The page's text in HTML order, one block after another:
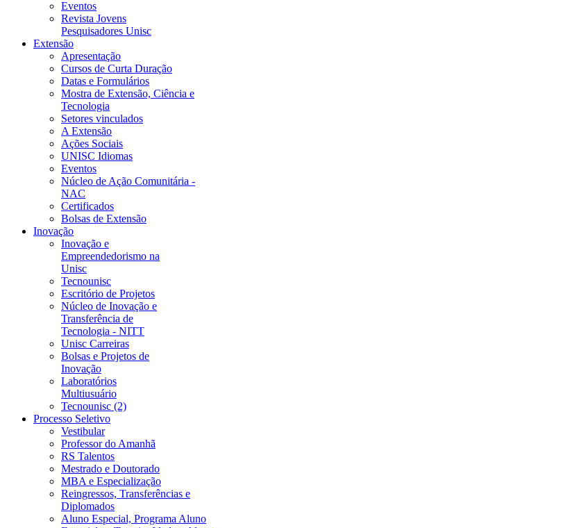
Eventos
Revista Jovens
Pesquisadores Unisc
Extensão
Apresentação
Cursos de Curta Duração
Datas e Formulários
Mostra de Extensão, Ciência e
Tecnologia
Setores vinculados
A Extensão
Ações Sociais
UNISC Idiomas
Eventos
Núcleo de Ação Comunitária -
NAC
Certificados
Bolsas de Extensão
Inovação
Inovação e
Empreendedorismo na
Unisc
Tecnounisc
Escritório de Projetos
Núcleo de Inovação e
Transferência de
Tecnologia - NITT
Unisc Carreiras
Bolsas e Projetos de
Inovação
Laboratórios
Multiusuário
Tecnounisc (2)
Processo Seletivo
Vestibular
Professor do Amanhã
RS Talentos
Mestrado e Doutorado
MBA e Especialização
Reingressos, Transferências e
Diplomados
Aluno Especial, Programa Aluno